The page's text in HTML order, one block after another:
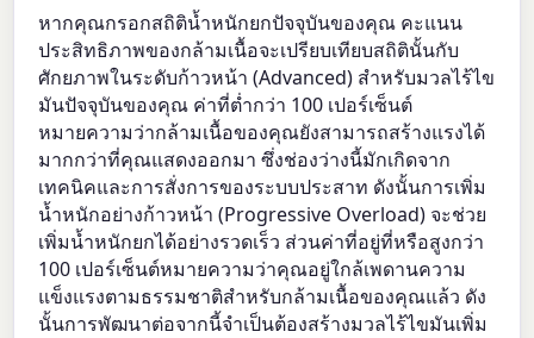
หากคุณกรอกสถิติน้ำหนักยกปัจจุบันของคุณ คะแนน
ประสิทธิภาพของกล้ามเนื้อจะเปรียบเทียบสถิตินั้นกับ
ศักยภาพในระดับก้าวหน้า (Advanced) สำหรับมวลไร้ไข
มันปัจจุบันของคุณ ค่าที่ต่ำกว่า 100 เปอร์เซ็นต์
หมายความว่ากล้ามเนื้อของคุณยังสามารถสร้างแรงได้
มากกว่าที่คุณแสดงออกมา ซึ่งช่องว่างนี้มักเกิดจาก
เทคนิคและการสั่งการของระบบประสาท ดังนั้นการเพิ่ม
น้ำหนักอย่างก้าวหน้า (Progressive Overload) จะช่วย
เพิ่มน้ำหนักยกได้อย่างรวดเร็ว ส่วนค่าที่อยู่ที่หรือสูงกว่า
100 เปอร์เซ็นต์หมายความว่าคุณอยู่ใกล้เพดานความ
แข็งแรงตามธรรมชาติสำหรับกล้ามเนื้อของคุณแล้ว ดัง
นั้นการพัฒนาต่อจากนี้จำเป็นต้องสร้างมวลไร้ไขมันเพิ่ม